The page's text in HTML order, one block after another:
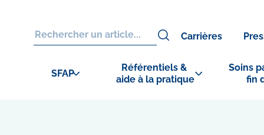
Carrières
SFAP
Référentiels &
aide à la pratique
Soins
fin